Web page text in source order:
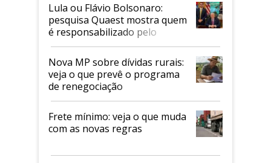
Lula ou Flávio Bolsonaro:
pesquisa Quaest mostra quem
é responsabilizado pelo
tarifaço dos EUA
Nova MP sobre dívidas rurais:
veja o que prevê o programa
de renegociação
Frete mínimo: veja o que muda
com as novas regras